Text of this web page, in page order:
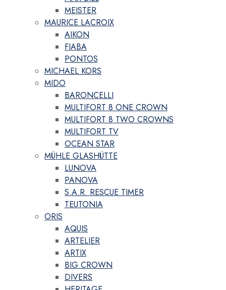
MEISTER
MAURICE LACROIX
AIKON
FIABA
PONTOS
MICHAEL KORS
MIDO
BARONCELLI
MULTIFORT 8 ONE CROWN
MULTIFORT 8 TWO CROWNS
MULTIFORT TV
OCEAN STAR
MÜHLE GLASHÜTTE
LUNOVA
PANOVA
S.A.R. RESCUE TIMER
TEUTONIA
ORIS
AQUIS
ARTELIER
ARTIX
BIG CROWN
DIVERS